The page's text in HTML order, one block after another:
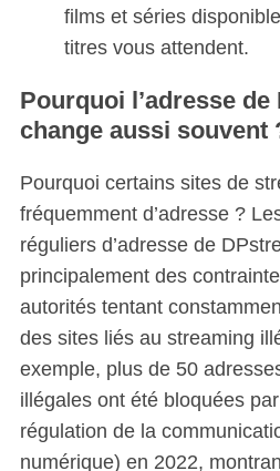
films et séries
titres vous attendent.
Pourquoi l’adresse de
change aussi souvent
Pourquoi certains sites de
fréquemment d’adresse ?
réguliers d’adresse de
principalement des
autorités tentant
des sites liés au streaming
exemple, plus de 50
illégales ont été bloquées
régulation de la
numérique) en 2022,